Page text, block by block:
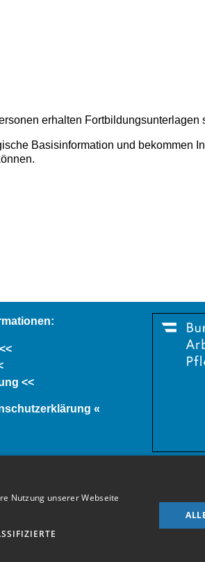
erhalten Fortbildungsunterlagen
Basisinformation und bekommen
<<
«
Nutzung unserer Webseite